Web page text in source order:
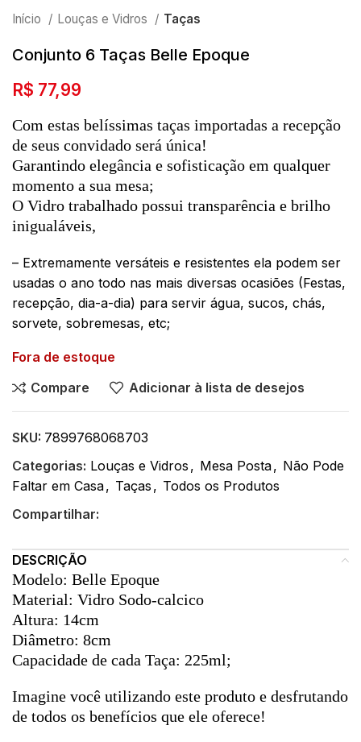
Início Louças e Vidros Taças
Conjunto 6 Taças Belle Epoque
R$ 77,99
Com estas belíssimas taças importadas a recepção
de seus convidado será única!
Garantindo elegância e sofisticação em qualquer
momento a sua mesa;
O Vidro trabalhado possui transparência e brilho
inigualáveis,
– Extremamente versáteis e resistentes ela podem ser
usadas o ano todo nas mais diversas ocasiões (Festas,
recepção, dia-a-dia) para servir água, sucos, chás,
sorvete, sobremesas, etc;
Fora de estoque
Compare
Adicionar à lista de desejos
SKU: 7899768068703
Categorias: Louças e Vidros , Mesa Posta, Não Pode
Faltar em Casa, Taças , Todos os Produtos
Compartilhar:
DESCRIÇÃO
Modelo: Belle Epoque
Material: Vidro Sodo-calcico
Altura: 14cm
Diâmetro: 8cm
Capacidade de cada Taça: 225ml;
Imagine você utilizando este produto e desfrutando
de todos os benefícios que ele oferece!